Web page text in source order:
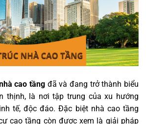
cao tầng đã và đang trở thành biểu
thịnh, là nơi tập trung của xu hướng
tế, độc đáo. Đặc biệt nhà cao tầng
cao tầng còn được xem là giải pháp